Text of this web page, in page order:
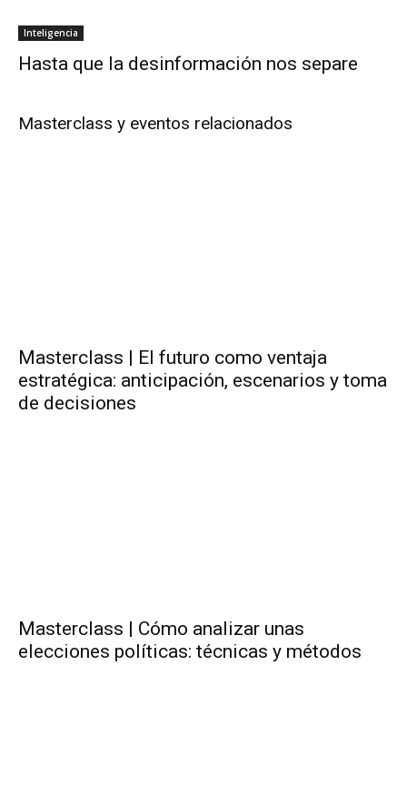
Inteligencia
Hasta que la desinformación nos separe
Masterclass y eventos relacionados
Masterclass | El futuro como ventaja
estratégica: anticipación, escenarios y toma
de decisiones
Masterclass | Cómo analizar unas
elecciones políticas: técnicas y métodos